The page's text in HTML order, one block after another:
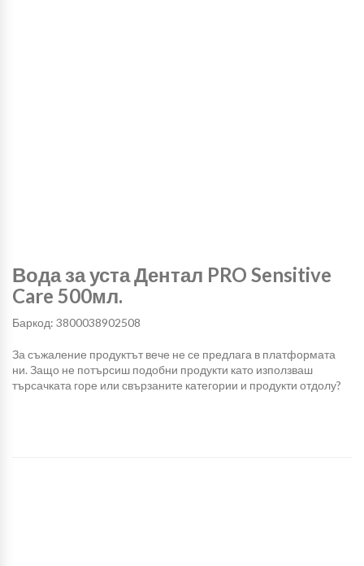
Вода за уста Дентал PRO Sensitive
Care 500мл.
Баркод: 3800038902508
За съжаление продуктът вече не се предлага в платформата
ни. Защо не потърсиш подобни продукти като използваш
търсачката горе или свързаните категории и продукти отдолу?